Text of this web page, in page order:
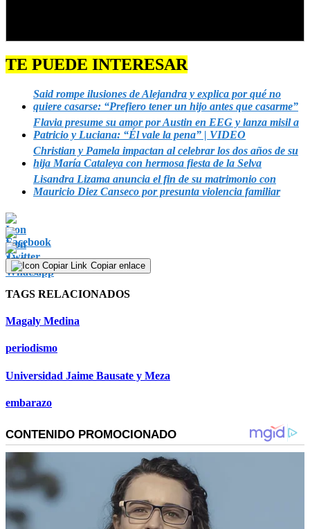
TE PUEDE INTERESAR
Said rompe ilusiones de Alejandra y explica por qué no
quiere casarse: “Prefiero tener un hijo antes que casarme”
Flavia presume su amor por Austin en EEG y lanza misil a
Patricio y Luciana: “Él vale la pena” | VIDEO
Christian y Pamela impactan al celebrar los dos años de su
hija María Cataleya con hermosa fiesta de la Selva
Lisandra Lizama anuncia el fin de su matrimonio con
Mauricio Diez Canseco por presunta violencia familiar
Copiar enlace
TAGS RELACIONADOS
Magaly Medina
periodismo
Universidad Jaime Bausate y Meza
embarazo